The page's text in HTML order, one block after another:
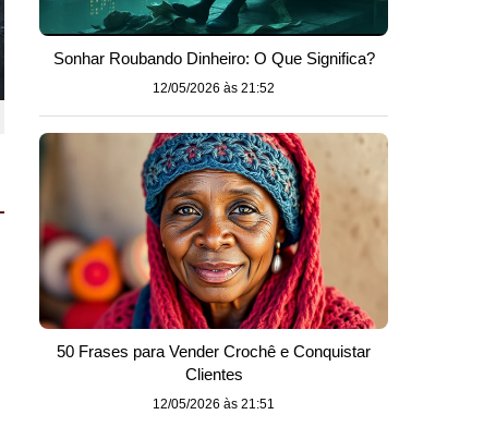
Sonhar Roubando Dinheiro: O Que Significa?
12/05/2026 às 21:52
50 Frases para Vender Crochê e Conquistar
Clientes
12/05/2026 às 21:51